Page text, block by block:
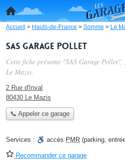
Accueil > Hauts-de-France > Somme > Le
SAS Garage Pollet
Cette fiche présente "SAS Garage Pollet",
Le Mazis.
2 Rue d'Inval
80430 Le Mazis
📞 Appeler ce garage
Services : accès PMR (parking,
Recommander ce garage